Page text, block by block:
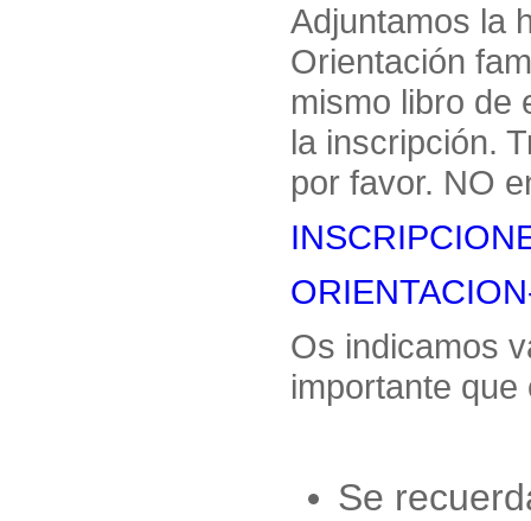
Adjuntamos la
Orientación
mismo libro de
la inscripción.
por favor. NO
Os indicamos
importante
Se